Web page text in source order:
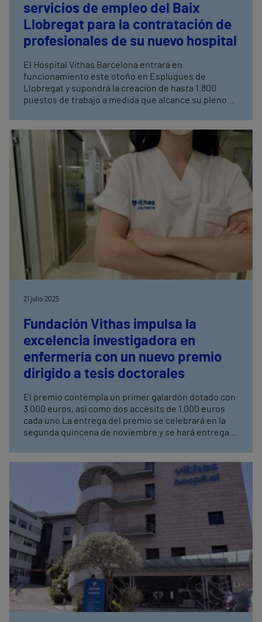
servicios de empleo del Baix
Llobregat para la contratación de
profesionales de su nuevo hospital
El Hospital Vithas Barcelona entrará en
funcionamiento este otoño en Esplugues de
Llobregat y supondrá la creación de hasta 1.800
puestos de trabajo a medida que alcance su pleno
formar el equipo profesional de su nuevo centro,
que incluirá un amplio rango de profesionales
sanitarios y no sanitarios.
21 julio 2025
Fundación Vithas impulsa la
excelencia investigadora en
enfermería con un nuevo premio
dirigido a tesis doctorales
El premio contempla un primer galardón dotado con
3.000 euros, así como dos accésits de 1.000 euros
cada uno La entrega del premio se celebrará en la
segunda quincena de noviembre y se hará entrega